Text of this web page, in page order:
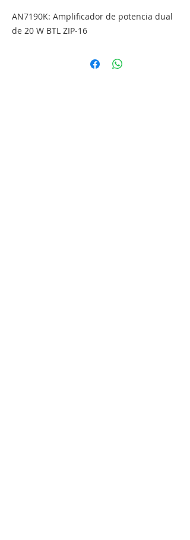
AN7190K: Amplificador de potencia dual
de 20 W BTL ZIP-16